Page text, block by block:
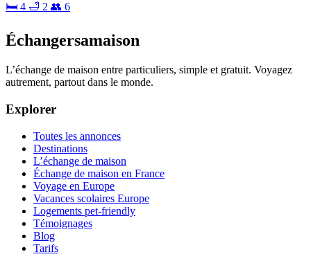
🛏 4 🛁 2 👥 6
Échangersamaison
L’échange de maison entre particuliers, simple et gratuit. Voyagez
autrement, partout dans le monde.
Explorer
Toutes les annonces
Destinations
L’échange de maison
Échange de maison en France
Voyage en Europe
Vacances scolaires Europe
Logements pet-friendly
Témoignages
Blog
Tarifs